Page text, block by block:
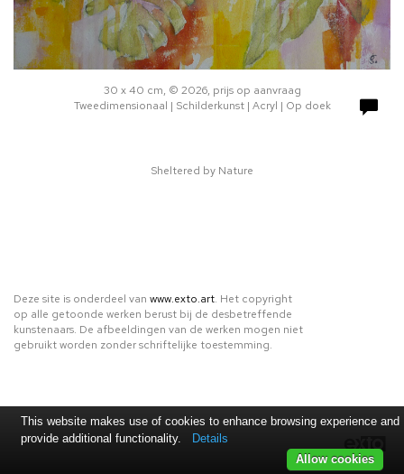
30 x 40 cm, © 2026, prijs op aanvraag
Tweedimensionaal | Schilderkunst | Acryl | Op doek
Sheltered by Nature
Deze site is onderdeel van www.exto.art. Het copyright
op alle getoonde werken berust bij de desbetreffende
kunstenaars. De afbeeldingen van de werken mogen niet
gebruikt worden zonder schriftelijke toestemming.
This website makes use of cookies to enhance browsing experience and
provide additional functionality.
Details
Allow cookies